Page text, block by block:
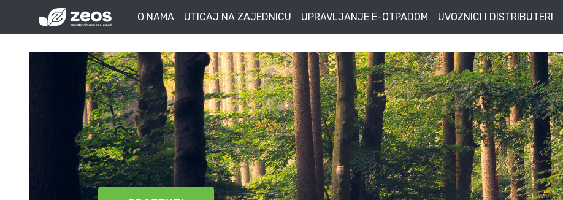
O NAMA UTICAJ NA ZAJEDNICU UPRAVLJANJE E-OTPADOM UVOZNICI I DISTRIBUTERI